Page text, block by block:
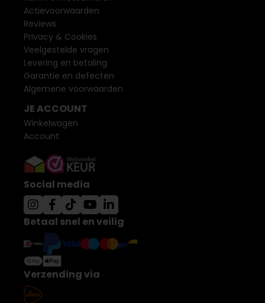
Actievoorwaarden
Reviews
Privacy & Cookies
Veelgestelde vragen
Levering en betaling
Garantie en defecten
Algemene voorwaarden
JE ACCOUNT
Winkelwagen
Account
Social media
Betaal snel en veilig
Verzending via